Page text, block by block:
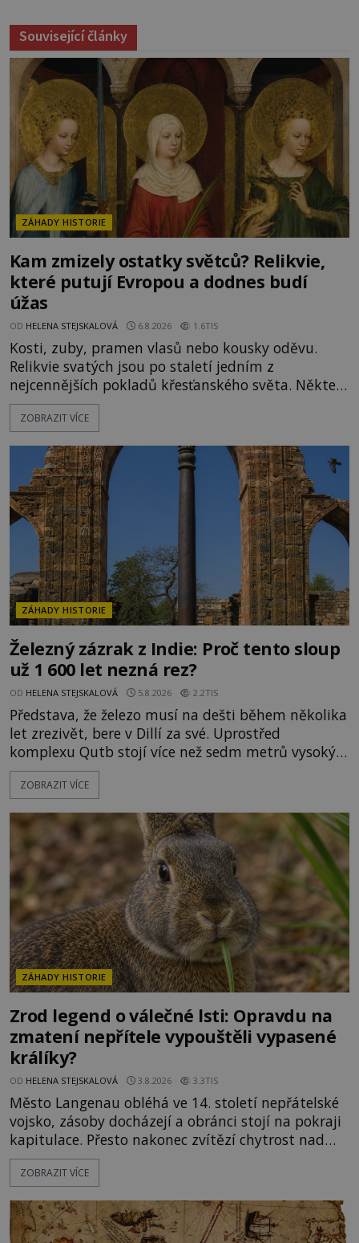
Související články
ZÁHADY HISTORIE
Kam zmizely ostatky světců? Relikvie,
které putují Evropou a dodnes budí
úžas
OD HELENA STEJSKALOVÁ 6.8.2026 1.6TIS
Kosti, zuby, pramen vlasů nebo kousky oděvu.
Relikvie svatých jsou po staletí jedním z
nejcennějších pokladů křesťanského světa. Některé
mají pečlivě doloženou historii, jiné provází
záhady, krádeže i nečekané objevy. Jejich osudy
o skutečné historické události. Ve středověké
Evropě mají relikvie mimořádnou hodnotu. Nejsou
jen předmětem úcty
ZOBRAZIT VÍCE
ZÁHADY HISTORIE
Železný zázrak z Indie: Proč tento sloup
už 1 600 let nezná rez?
OD HELENA STEJSKALOVÁ 5.8.2026 2.2TIS
Představa, že železo musí na dešti během několika
let zrezivět, bere v Dillí za své. Uprostřed
komplexu Qutb stojí více než sedm metrů vysoký
železný sloup, který už přibližně 1 600 let odolává
počasí s jen nepatrnými stopami koroze. Jeho
ztracených technologiích či tajemných
materiálech. Moderní metalurgie však ukazuje, že
skutečné vysvětlení je ješt
ZOBRAZIT VÍCE
ZÁHADY HISTORIE
Zrod legend o válečné lsti: Opravdu na
zmatení nepřítele vypouštěli vypasené
králíky?
OD HELENA STEJSKALOVÁ 3.8.2026 3.3TIS
Město Langenau obléhá ve 14. století nepřátelské
vojsko, zásoby docházejí a obránci stojí na pokraji
kapitulace. Přesto nakonec zvítězí chytrost nad
hrubou silou. Podle staré německé legendy vypustí
obyvatelé za hradby dobře živeného králíka, aby
dost. Čas pracuje pro obléhatele. Ve městě ubývají
zásoby a každý den znamená další porci strádá
ZOBRAZIT VÍCE